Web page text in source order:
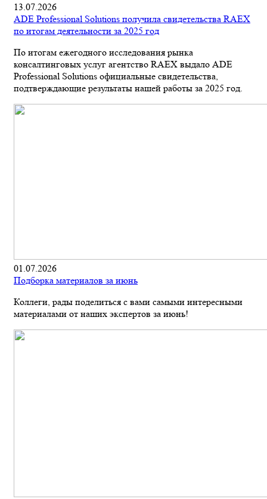
13.07.2026
ADE Professional Solutions получила свидетельства RAEX
по итогам деятельности за 2025 год
По итогам ежегодного исследования рынка
консалтинговых услуг агентство RAEX выдало ADE
Professional Solutions официальные свидетельства,
подтверждающие результаты нашей работы за 2025 год.
01.07.2026
Подборка материалов за июнь
Коллеги, рады поделиться с вами самыми интересными
материалами от наших экспертов за июнь!